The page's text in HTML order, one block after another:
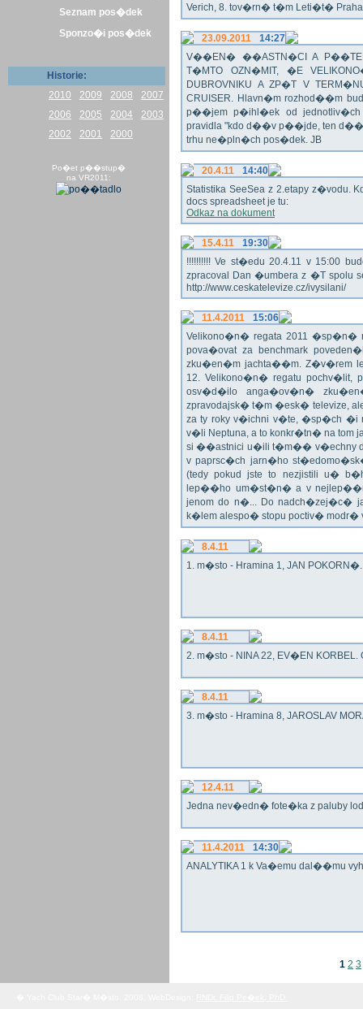
Seznam pos�dek
Sponzo�i pos�dek
Historie:
2010
2009 2008
2007
2006
2005 2004
2003
2002
2001 2000
Po�et p��stup�
na VR2011:
Verich, 8. tov�rn� t�m Leti�t� Praha
23.09.2011
14:27
V��EN� ��ASTN�CI A
T�MTO OZN�MIT, �E
DUBROVNIKU A ZP�T V
CRUISER. Hlavn�m rozhod��m
p��jem p�ihl�ek od
pravidla "kdo d��v p��jde, ten
trhu ne�pln�ch pos�dek. JB
20.4.11
14:40
Statistika SeeSea z 2.etapy z�vodu.
docs spreadsheet je tu:
Odkaz na dokument
15.4.11
19:30
!!!!!!!!!! Ve st�edu 20.4.11 v 15:00
zpracoval Dan �umbera z �T spolu
http://www.ceskatelevize.cz/ivysilani/
11.4.2011
15:06
Velikono�n� regata 2011 �sp�n�
pova�ovat za benchmark
zku�en�m jachta��m. Z�v�rem
12. Velikono�n� regatu
osv�d�ilo anga�ov�n�
zpravodajsk� t�m �esk� televize,
za ty roky v�ichni v�te, �sp�ch
v�li Neptuna, a to konkr�tn� na tom
si ��astnici u�ili t�m�� v�echny
v paprsc�ch jarn�ho
(tedy pokud jste to nezjistili u�
lep��ho um�st�n� a v
jenom do n�... Do nadch�zej�c�
k�lem alespo� stopu poctiv�
8.4.11
1. m�sto - Hramina 1, JAN
8.4.11
2. m�sto - NINA 22, EV�EN KORBEL.
8.4.11
3. m�sto - Hramina 8, JAROSLAV
12.4.11
Jedna nev�edn� fote�ka z paluby
11.4.2011
14:30
ANALYTIKA 1 k Va�emu dal��mu
1 2 3